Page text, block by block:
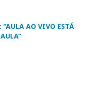
“AULA AO VIVO ESTÁ